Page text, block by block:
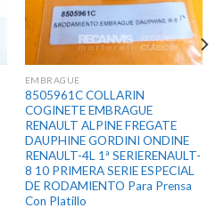
EMBRAGUE
8505961C COLLARIN
COGINETE EMBRAGUE
RENAULT ALPINE FREGATE
DAUPHINE GORDINI ONDINE
RENAULT-4L 1ª SERIERENAULT-
8 10 PRIMERA SERIE ESPECIAL
DE RODAMIENTO Para Prensa
Con Platillo